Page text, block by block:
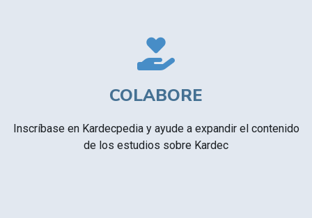
COLABORE
Inscríbase en Kardecpedia y ayude a expandir el contenido
de los estudios sobre Kardec